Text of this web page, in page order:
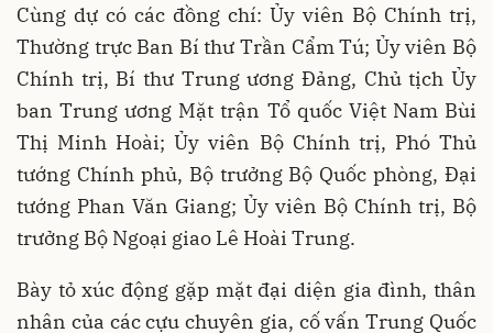
Cùng dự có các đồng chí: Ủy viên Bộ Chính trị,
Thường trực Ban Bí thư Trần Cẩm Tú; Ủy viên Bộ
Chính trị, Bí thư Trung ương Đảng, Chủ tịch Ủy
ban Trung ương Mặt trận Tổ quốc Việt Nam Bùi
Thị Minh Hoài; Ủy viên Bộ Chính trị, Phó Thủ
tướng Chính phủ, Bộ trưởng Bộ Quốc phòng, Đại
tướng Phan Văn Giang; Ủy viên Bộ Chính trị, Bộ
trưởng Bộ Ngoại giao Lê Hoài Trung.
Bày tỏ xúc động gặp mặt đại diện gia đình, thân
nhân của các cựu chuyên gia, cố vấn Trung Quốc